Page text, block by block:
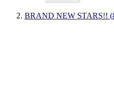
BRAND NEW STARS!! (